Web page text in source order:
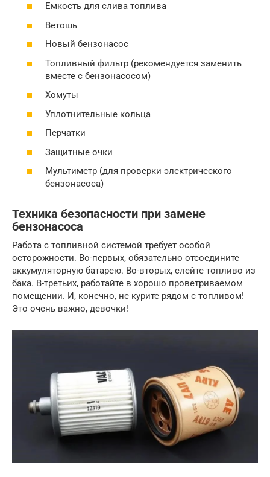
Емкость для слива топлива
Ветошь
Новый бензонасос
Топливный фильтр (рекомендуется заменить
вместе с бензонасосом)
Хомуты
Уплотнительные кольца
Перчатки
Защитные очки
Мультиметр (для проверки электрического
бензонасоса)
Техника безопасности при замене
бензонасоса
Работа с топливной системой требует особой
осторожности. Во-первых, обязательно отсоедините
аккумуляторную батарею. Во-вторых, слейте топливо из
бака. В-третьих, работайте в хорошо проветриваемом
помещении. И, конечно, не курите рядом с топливом!
Это очень важно, девочки!